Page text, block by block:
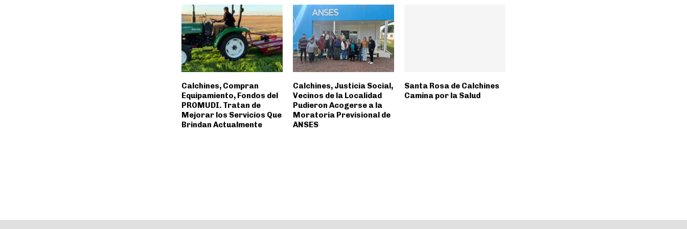
Calchines, Compran
Equipamiento, Fondos del
PROMUDI. Tratan de
Mejorar los Servicios Que
Brindan Actualmente
Calchines, Justicia Social,
Vecinos de la Localidad
Pudieron Acogerse a la
Moratoria Previsional de
ANSES
Santa Rosa de Calchines
Camina por la Salud